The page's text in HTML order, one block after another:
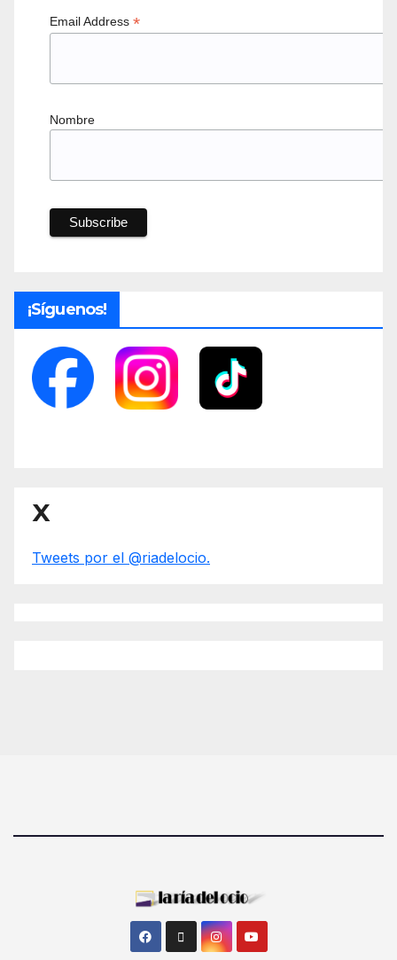
Email Address *
Nombre
¡Síguenos!
X
Tweets por el @riadelocio.